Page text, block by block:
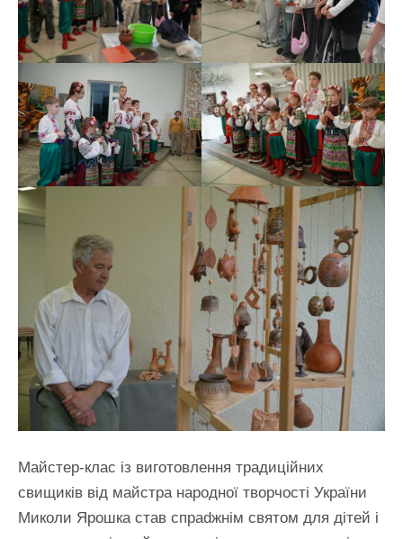
Майстер-клас із виготовлення традиційних
свищиків від майстра народної творчості України
Миколи Ярошка став спраdжнім святом для дітей і